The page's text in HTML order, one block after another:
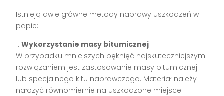
Istnieją dwie główne metody naprawy uszkodzeń w
papie:
1.Wykorzystanie masy bitumicznej
W przypadku mniejszych pęknięć najskuteczniejszym
rozwiązaniem jest zastosowanie masy bitumicznej
lub specjalnego kitu naprawczego. Materiał należy
nałożyć równomiernie na uszkodzone miejsce i